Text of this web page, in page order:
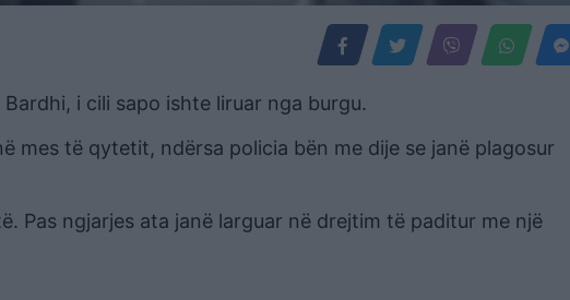
i cili sapo ishte liruar nga burgu.
mes të qytetit, ndërsa policia bën me dije se janë plagosur
Pas ngjarjes ata janë larguar në drejtim të paditur me një